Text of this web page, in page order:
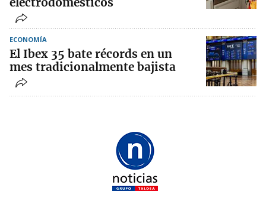
ECONOMÍA
El Ibex 35 bate récords en un
mes tradicionalmente bajista